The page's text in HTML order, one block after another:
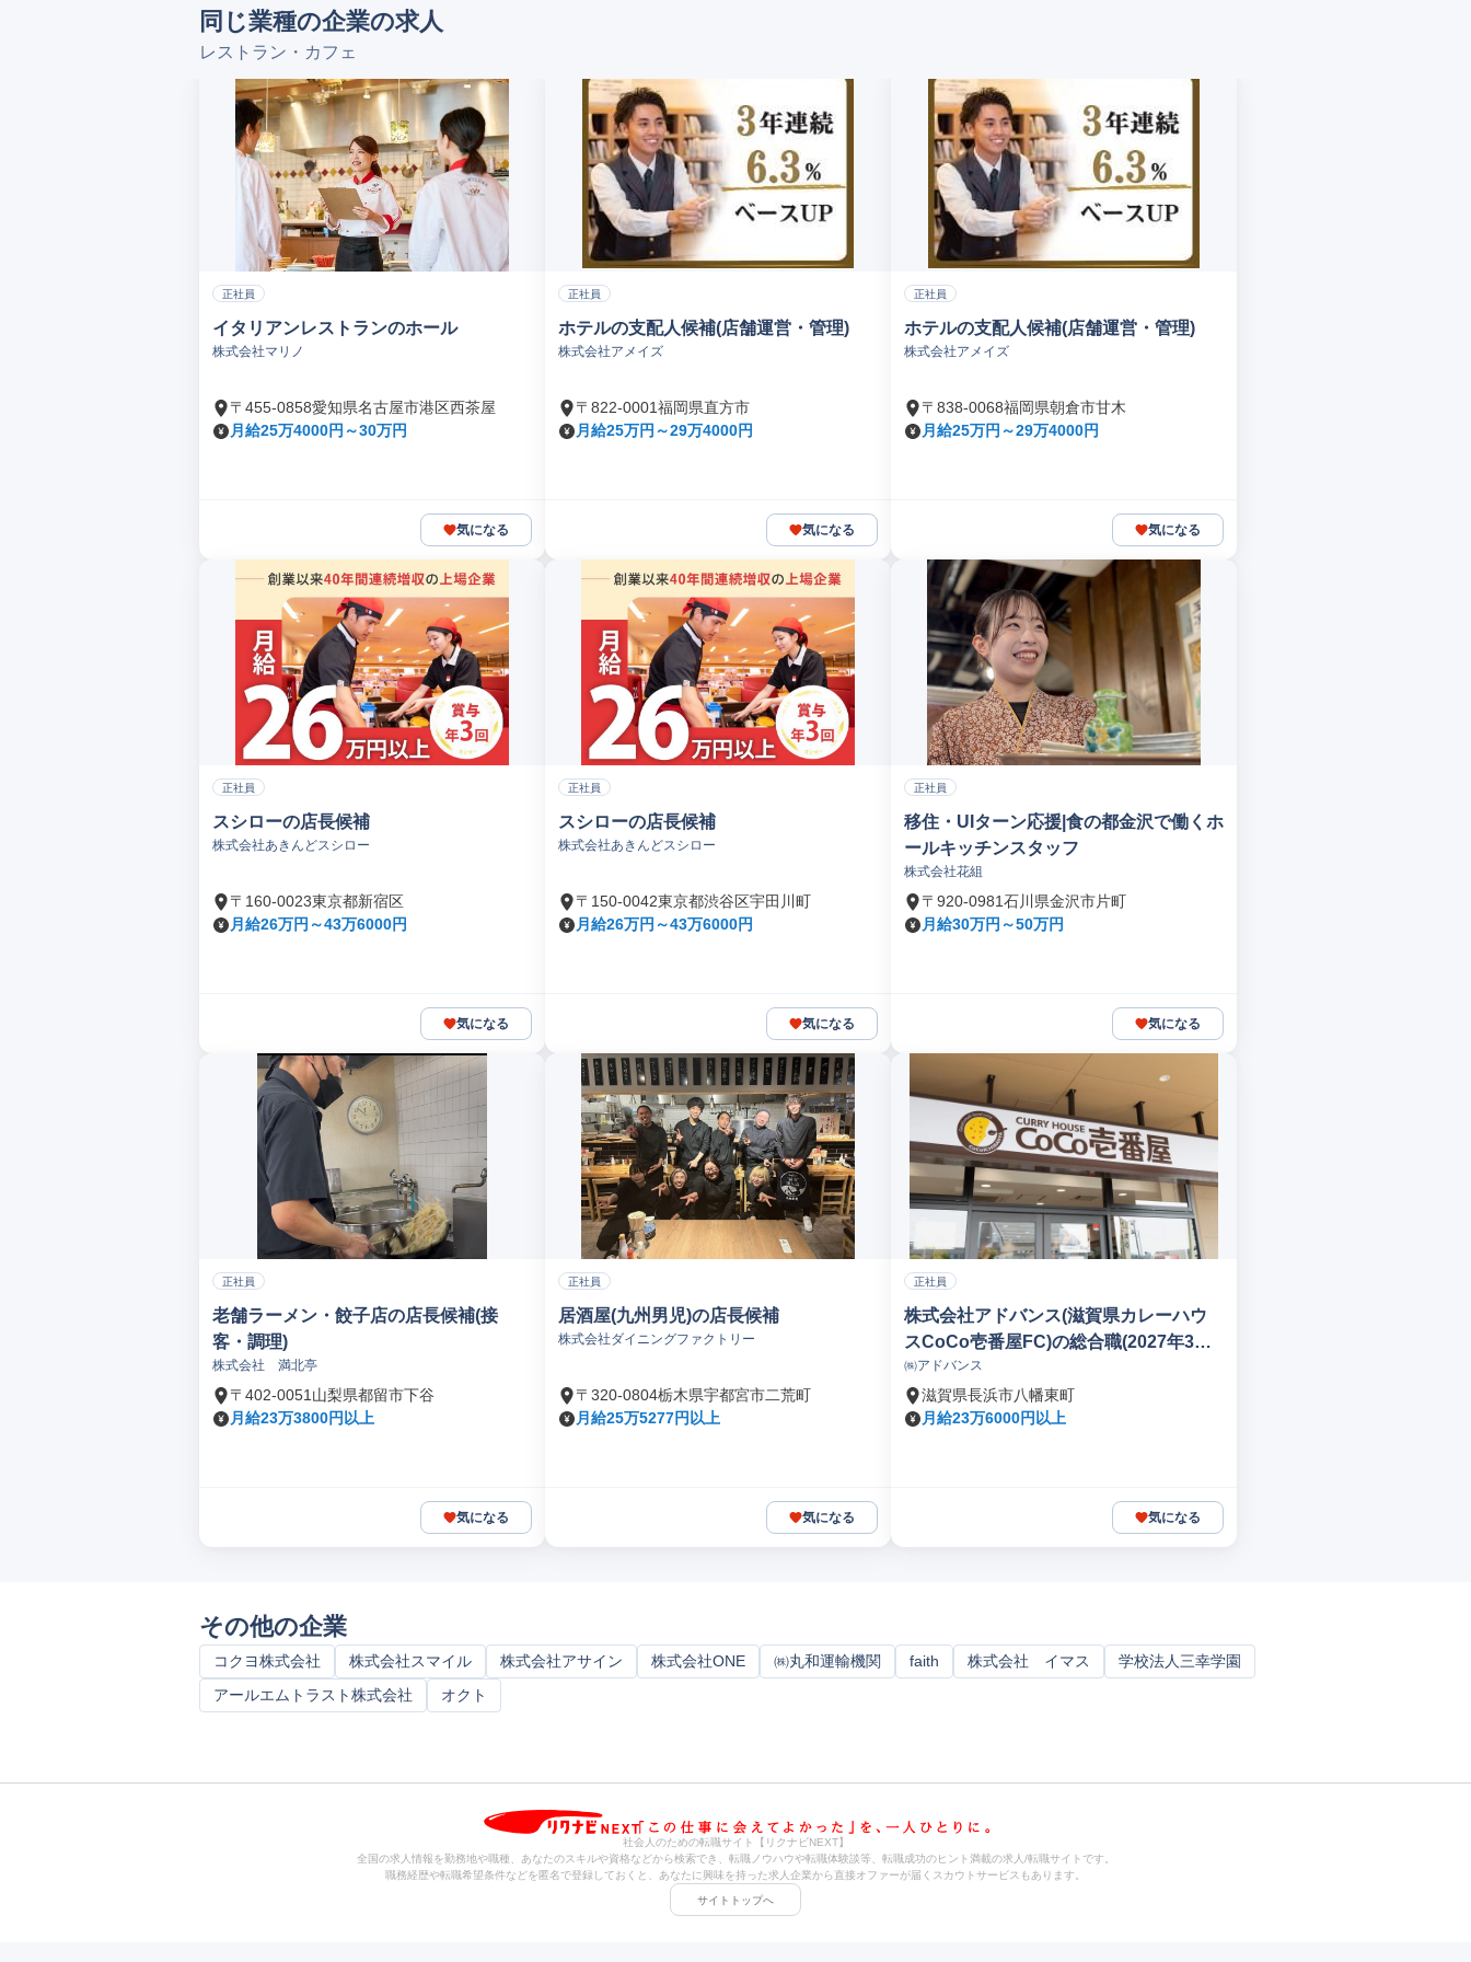
同じ業種の企業の求人
レストラン・カフェ
正社員
イタリアンレストランのホール
株式会社マリノ
〒455-0858愛知県名古屋市港区西茶屋
月給25万4000円～30万円
気になる
正社員
ホテルの支配人候補(店舗運営・管理)
株式会社アメイズ
〒822-0001福岡県直方市
月給25万円～29万4000円
気になる
正社員
ホテルの支配人候補(店舗運営・管理)
株式会社アメイズ
〒838-0068福岡県朝倉市甘木
月給25万円～29万4000円
気になる
正社員
スシローの店長候補
株式会社あきんどスシロー
〒160-0023東京都新宿区
月給26万円～43万6000円
気になる
正社員
スシローの店長候補
株式会社あきんどスシロー
〒150-0042東京都渋谷区宇田川町
月給26万円～43万6000円
気になる
正社員
移住・UIターン応援|食の都金沢で働くホ
ールキッチンスタッフ
株式会社花組
〒920-0981石川県金沢市片町
月給30万円～50万円
気になる
正社員
老舗ラーメン・餃子店の店長候補(接
客・調理)
株式会社 満北亭
〒402-0051山梨県都留市下谷
月給23万3800円以上
気になる
正社員
居酒屋(九州男児)の店長候補
株式会社ダイニングファクトリー
〒320-0804栃木県宇都宮市二荒町
月給25万5277円以上
気になる
正社員
株式会社アドバンス(滋賀県カレーハウ
スCoCo壱番屋FC)の総合職(2027年3月
卒業の新卒の方)
㈱アドバンス
滋賀県長浜市八幡東町
月給23万6000円以上
気になる
その他の企業
コクヨ株式会社 株式会社スマイル 株式会社アサイン 株式会社ONE ㈱丸和運輸機関 faith 株式会社 イマス
学校法人三幸学園
アールエムトラスト株式会社
オクト
社会人のための転職サイト【リクナビNEXT】
全国の求人情報を勤務地や職種、あなたのスキルや資格などから検索でき、転職ノウハウや転職体験談等、転職成功のヒント満載の求人/転職サイトです。
職務経歴や転職希望条件などを匿名で登録しておくと、あなたに興味を持った求人企業から直接オファーが届くスカウトサービスもあります。
サイトトップへ